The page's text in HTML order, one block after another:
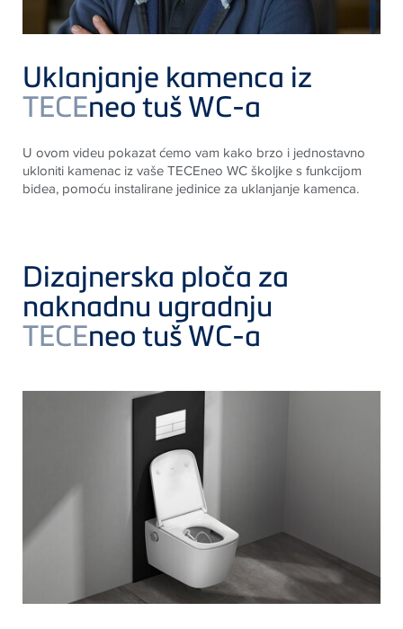
Uklanjanje kamenca iz
TECEneo tuš WC-a
U ovom videu pokazat ćemo vam kako brzo i jednostavno
ukloniti kamenac iz vaše TECEneo WC školjke s funkcijom
bidea, pomoću instalirane jedinice za uklanjanje kamenca.
Dizajnerska ploča za
naknadnu ugradnju
TECEneo tuš WC-a